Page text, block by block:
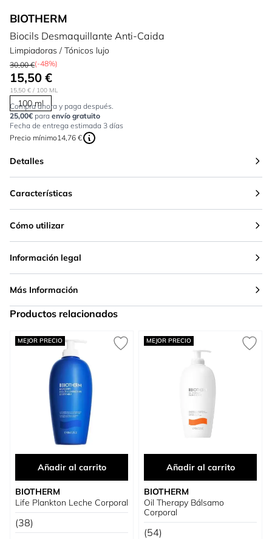
BIOTHERM
Biocils Desmaquillante Anti-Caida
Limpiadoras / Tónicos lujo
30,00 €(-48%)
15,50 €
15,50 € / 100 ML
100 ml
Compra ahora y paga después.
25,00€ para envío gratuito
Fecha de entrega estimada 3 días
Precio mínimo14,76 €
Detalles
Características
Cómo utilizar
Información legal
Más Información
Productos relacionados
Press to skip carousel
MEJOR PRECIO
Añadir al carrito
BIOTHERM
Life Plankton Leche Corporal
(38)
MEJOR PRECIO
Añadir al carrito
BIOTHERM
Oil Therapy Bálsamo
Corporal
(54)